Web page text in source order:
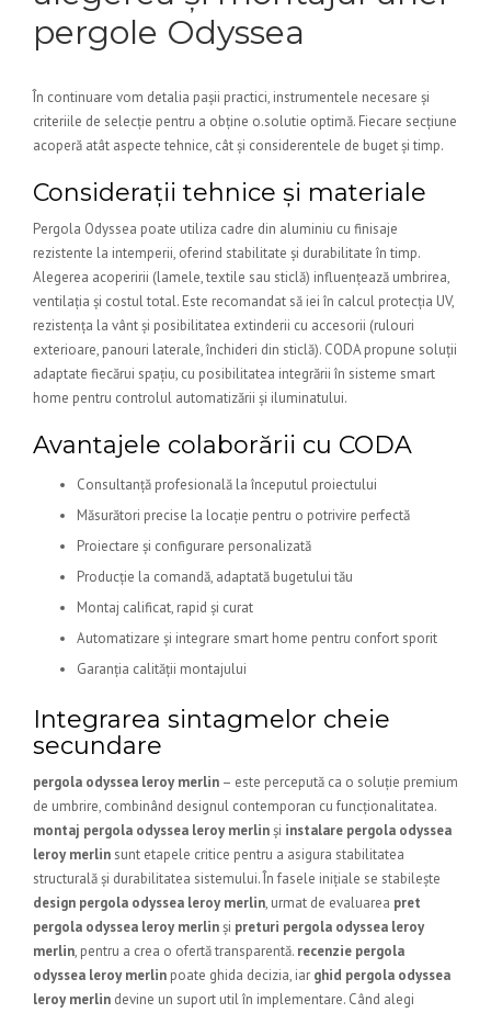
pergole Odyssea
În continuare vom detalia pașii practici, instrumentele necesare și
criteriile de selecție pentru a obține o.solutie optimă. Fiecare secțiune
acoperă atât aspecte tehnice, cât și considerentele de buget și timp.
Considerații tehnice și materiale
Pergola Odyssea poate utiliza cadre din aluminiu cu finisaje
rezistente la intemperii, oferind stabilitate și durabilitate în timp.
Alegerea acoperirii (lamele, textile sau sticlă) influențează umbrirea,
ventilația și costul total. Este recomandat să iei în calcul protecția UV,
rezistența la vânt și posibilitatea extinderii cu accesorii (rulouri
exterioare, panouri laterale, închideri din sticlă). CODA propune soluții
adaptate fiecărui spațiu, cu posibilitatea integrării în sisteme smart
home pentru controlul automatizării și iluminatului.
Avantajele colaborării cu CODA
Consultanță profesională la începutul proiectului
Măsurători precise la locație pentru o potrivire perfectă
Proiectare și configurare personalizată
Producție la comandă, adaptată bugetului tău
Montaj calificat, rapid și curat
Automatizare și integrare smart home pentru confort sporit
Garanția calității montajului
Integrarea sintagmelor cheie
secundare
pergola odyssea leroy merlin – este percepută ca o soluție premium
de umbrire, combinând designul contemporan cu funcționalitatea.
montaj pergola odyssea leroy merlinși instalare pergola odyssea
leroy merlinsunt etapele critice pentru a asigura stabilitatea
structurală și durabilitatea sistemului. În fasele inițiale se stabilește
design pergola odyssea leroy merlin, urmat de evaluarea pret
pergola odyssea leroy merlinși preturi pergola odyssea leroy
merlin, pentru a crea o ofertă transparentă. recenzie pergola
odyssea leroy merlin poate ghida decizia, iar ghid pergola odyssea
leroy merlin devine un suport util în implementare. Când alegi